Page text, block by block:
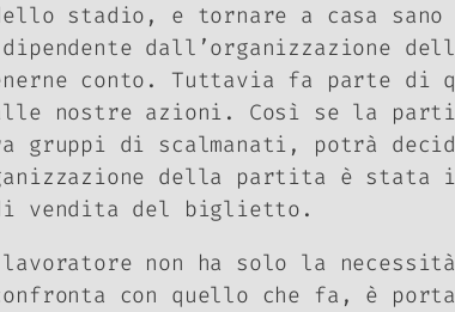
stadio, e tornare a casa sano
dipendente dall’organizzazione
conto. Tuttavia fa parte
nostre azioni. Così se la
di scalmanati, potrà
della partita è stata
vendita del biglietto.
non ha solo la necessità
con quello che fa, è